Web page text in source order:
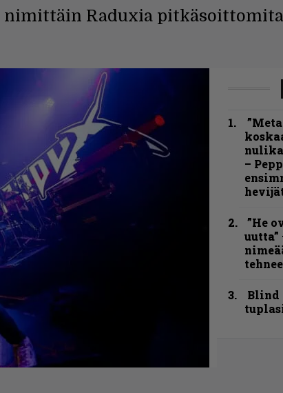
Raduxia
–
”He
uutta”
Blind